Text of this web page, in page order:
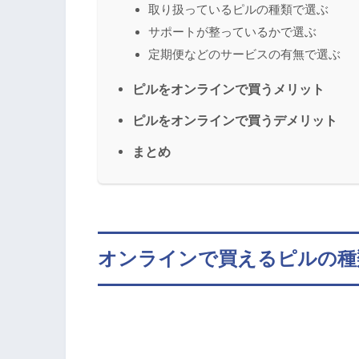
取り扱っているピルの種類で選ぶ
サポートが整っているかで選ぶ
定期便などのサービスの有無で選ぶ
ピルをオンラインで買うメリット
ピルをオンラインで買うデメリット
まとめ
オンラインで買えるピルの